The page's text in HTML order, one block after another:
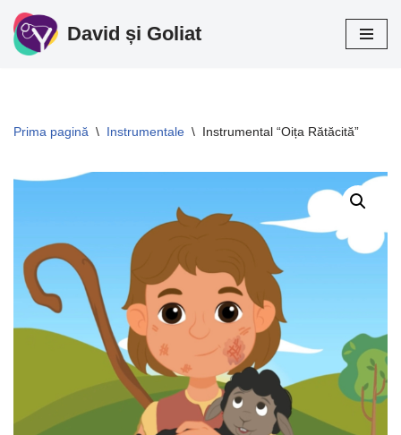
Sari
David și Goliat
Prima pagină \ Instrumentale \ Instrumental “Oița Rătăcită”